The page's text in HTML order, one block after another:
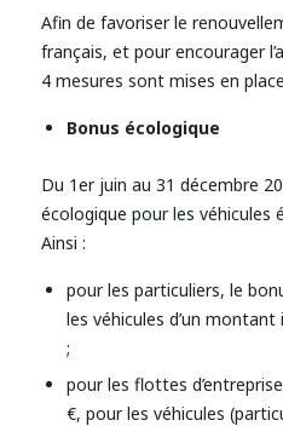
Afin de favoriser le
français, et pour encourager
4 mesures sont mises en
Bonus écologique
Du 1er juin au 31 décembre
écologique pour les véhicules
Ainsi :
pour les particuliers, le
les véhicules d’un
;
pour les flottes
€, pour les véhicules